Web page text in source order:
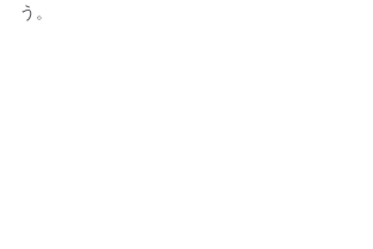
う。